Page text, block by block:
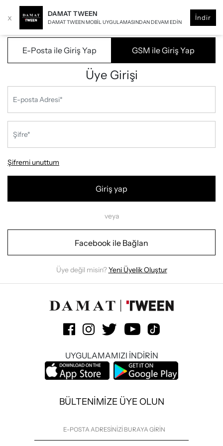
x DAMAT TWEEN
DAMAT TWEEN MOBIL UYGULAMASINDAN DEVAM EDIN
İndir
E-Posta ile Giriş Yap GSM ile Giriş Yap
Üye Girişi
Şifremi unuttum
Giriş yap
veya
Facebook ile Bağlan
Üye değil misin?Yeni Üyelik Oluştur
UYGULAMAMIZI İNDİRİN
BÜLTENİMİZE ÜYE OLUN